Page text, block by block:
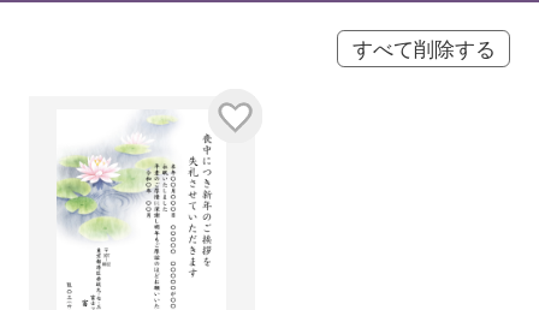
すべて削除する